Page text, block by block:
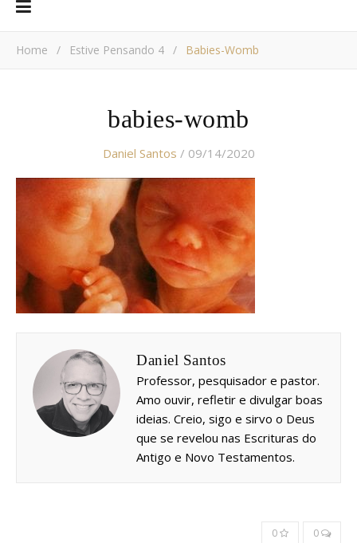
Home / Estive Pensando 4 / Babies-Womb
babies-womb
Daniel Santos / 09/14/2020
Daniel Santos
Professor, pesquisador e pastor.
Amo ouvir, refletir e divulgar boas
ideias. Creio, sigo e sirvo o Deus
que se revelou nas Escrituras do
Antigo e Novo Testamentos.
0 0